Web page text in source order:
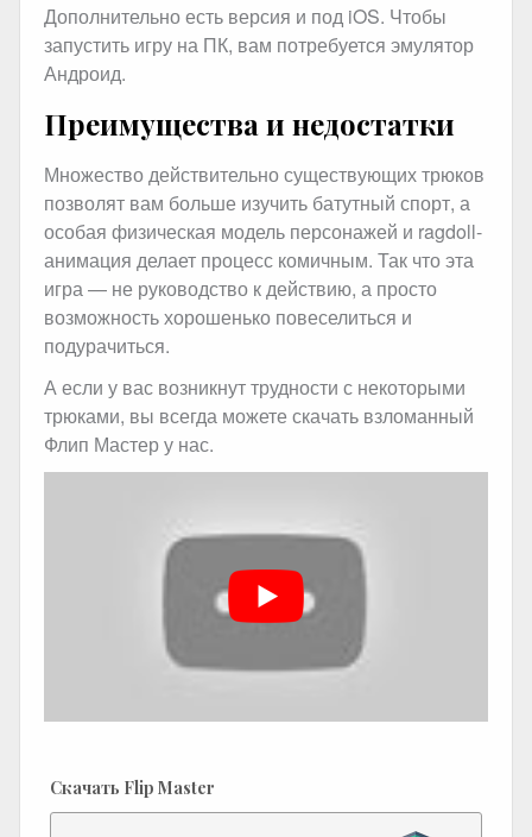
Дополнительно есть версия и под iOS. Чтобы
запустить игру на ПК, вам потребуется эмулятор
Андроид.
Преимущества и недостатки
Множество действительно существующих трюков
позволят вам больше изучить батутный спорт, а
особая физическая модель персонажей и ragdoll-
анимация делает процесс комичным. Так что эта
игра — не руководство к действию, а просто
возможность хорошенько повеселиться и
подурачиться.
А если у вас возникнут трудности с некоторыми
трюками, вы всегда можете скачать взломанный
Флип Мастер у нас.
Скачать Flip Master